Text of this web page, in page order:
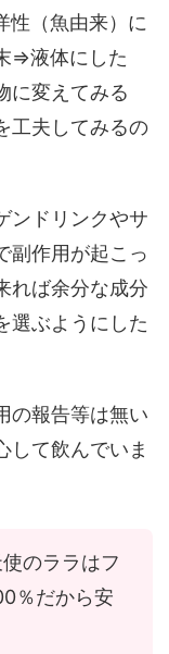
性（魚由来）に
⇒液体にした
に変えてみる
工夫してみるの
ンドリンクやサ
副作用が起こっ
れば余分な成分
選ぶようにした
の報告等は無い
して飲んでいま
のララはフ
％だから安